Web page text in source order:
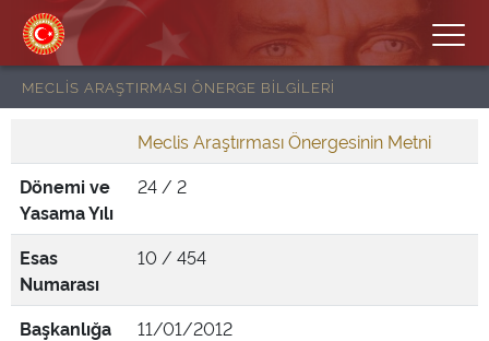
MECLİS ARAŞTIRMASI ÖNERGE BİLGİLERİ
Meclis Araştırması Önergesinin Metni
Dönemi ve
Yasama Yılı
24 / 2
Esas
Numarası
10 / 454
Başkanlığa
11/01/2012